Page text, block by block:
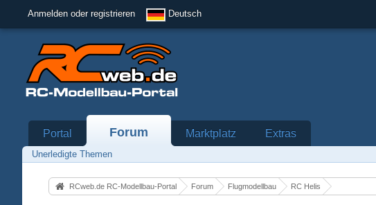
Anmelden oder registrieren Deutsch
Portal Forum Marktplatz Extras
Unerledigte Themen
RCweb.de RC-Modellbau-Portal Forum Flugmodellbau RC Helis